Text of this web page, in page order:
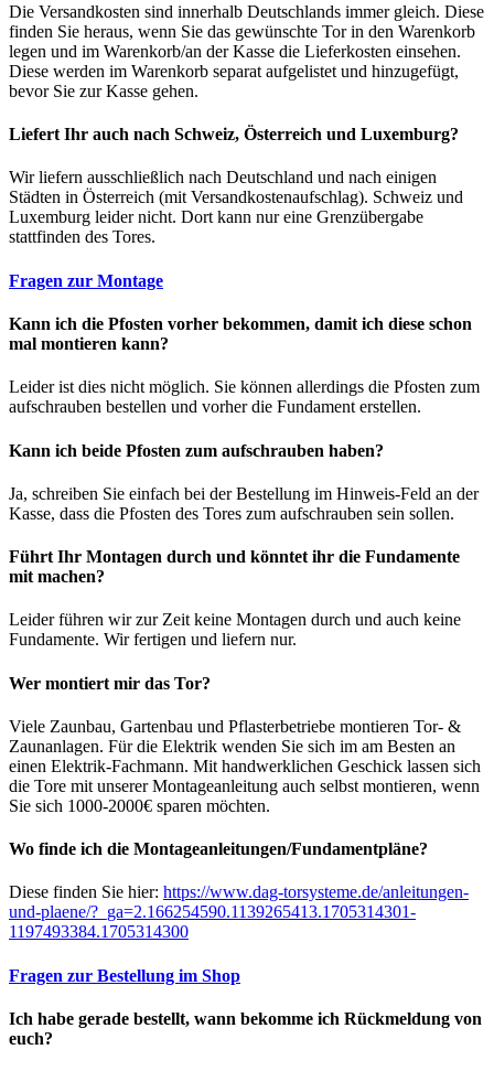
Die Versandkosten sind innerhalb Deutschlands immer gleich. Diese
finden Sie heraus, wenn Sie das gewünschte Tor in den Warenkorb
legen und im Warenkorb/an der Kasse die Lieferkosten einsehen.
Diese werden im Warenkorb separat aufgelistet und hinzugefügt,
bevor Sie zur Kasse gehen.
Liefert Ihr auch nach Schweiz, Österreich und Luxemburg?
Wir liefern ausschließlich nach Deutschland und nach einigen
Städten in Österreich (mit Versandkostenaufschlag). Schweiz und
Luxemburg leider nicht. Dort kann nur eine Grenzübergabe
stattfinden des Tores.
Fragen zur Montage
Kann ich die Pfosten vorher bekommen, damit ich diese schon
mal montieren kann?
Leider ist dies nicht möglich. Sie können allerdings die Pfosten zum
aufschrauben bestellen und vorher die Fundament erstellen.
Kann ich beide Pfosten zum aufschrauben haben?
Ja, schreiben Sie einfach bei der Bestellung im Hinweis-Feld an der
Kasse, dass die Pfosten des Tores zum aufschrauben sein sollen.
Führt Ihr Montagen durch und könntet ihr die Fundamente
mit machen?
Leider führen wir zur Zeit keine Montagen durch und auch keine
Fundamente. Wir fertigen und liefern nur.
Wer montiert mir das Tor?
Viele Zaunbau, Gartenbau und Pflasterbetriebe montieren Tor- &
Zaunanlagen. Für die Elektrik wenden Sie sich im am Besten an
einen Elektrik-Fachmann. Mit handwerklichen Geschick lassen sich
die Tore mit unserer Montageanleitung auch selbst montieren, wenn
Sie sich 1000-2000€ sparen möchten.
Wo finde ich die Montageanleitungen/Fundamentpläne?
Diese finden Sie hier: https://www.dag-torsysteme.de/anleitungen-
und-plaene/?_ga=2.166254590.1139265413.1705314301-
1197493384.1705314300
Fragen zur Bestellung im Shop
Ich habe gerade bestellt, wann bekomme ich Rückmeldung von
euch?